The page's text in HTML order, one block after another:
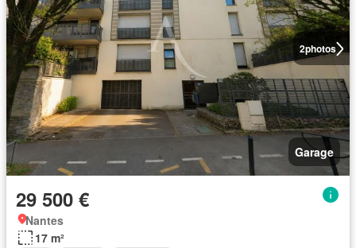
2photos
Garage
29 500 €
Nantes
17 m²